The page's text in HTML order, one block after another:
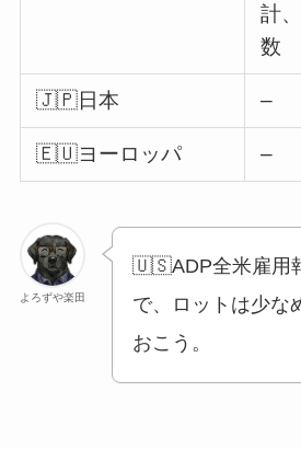
計
数
🇯🇵日本 –
🇪🇺ヨーロッパ –
よろずや楽田
🇺🇸ADP全米雇用
で、ロットは少な
おこう。